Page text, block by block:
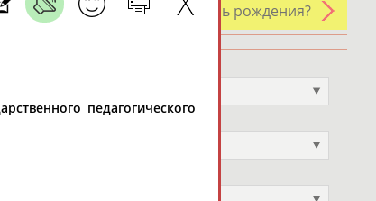
У кого сегодня день рождения?
педагогического